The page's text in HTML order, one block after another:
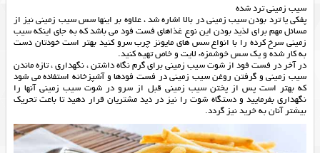
سیب زمینی ترد شده
پفکی یا ترد بودن سیب زمینی در بالا اشاره شد ، علاوه بر اینها سس سیب زمینی نیز از
مسائل مهم برای لذید بودن این نوع غذاهای فست فود می باشد که به جای اینکه سیب
زمینی سرخ کرده را با انواع سس های مایونز چرب سرو کنید بهتر است خودتان دست
به کار شده و یک سس خوشمزهء لایت و خاص تهیه کنید.
در آخر در فست فود از شوت سیب زمینی برای گرم نگاه داشتن ، نگهداری ، تازه ماندن
سیب زمینی و گرفتن روغن سیب زمینی در فست فودها و آشپزخانه استفاده می شود
که بهتر است پس از پختن سیب زمینی قبل از سرو در شوت سیب زمینی آنها را
نگهداری بفرمایید و دستگاه شوت را نیز در دید مشتریان قرار دهید تا باعث تحریک
بیشتر آنان به خرید نیز گردد.